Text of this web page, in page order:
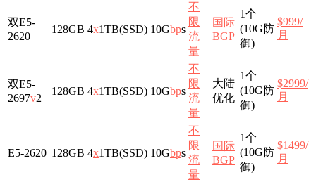
双E5-
2620
128GB 4x1TB(SSD) 10Gbps
不
限
流
量
国际
BGP
1个
(10G防
御)
$999/
月
双E5-
2697v2
128GB 4x1TB(SSD) 10Gbps
不
限
流
量
大陆
优化
1个
(10G防
御)
$2999/
月
E5-2620 128GB 4x1TB(SSD) 10Gbps
不
限
流
量
国际
BGP
1个
(10G防
御)
$1499/
月